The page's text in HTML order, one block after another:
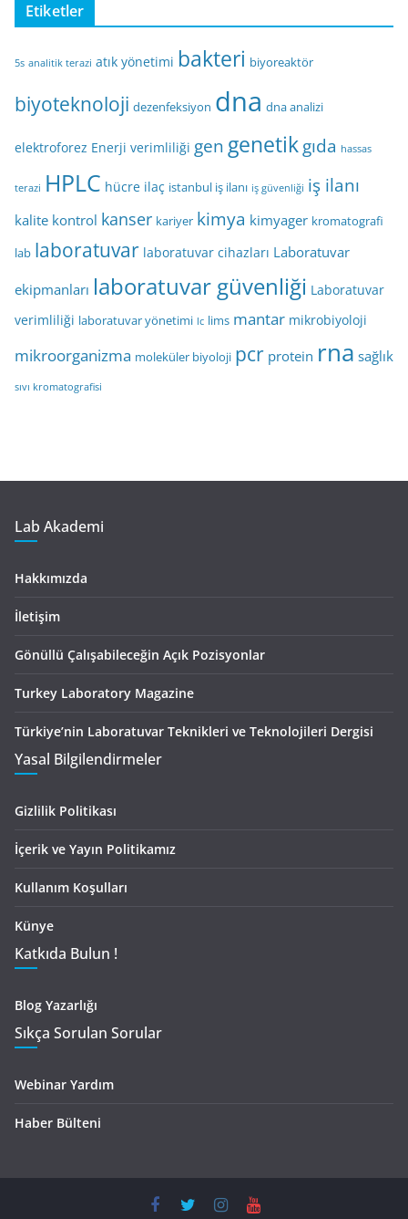
Etiketler
5s analitik terazi atık yönetimi bakteri biyoreaktör
biyoteknoloji dezenfeksiyon dna dna analizi
elektroforez Enerji verimliliği gen genetikgıda hassas
terazi HPLC hücre ilaç istanbul iş ilanı iş güvenliği iş ilanı
kalite kontrol kanser kariyer kimya kimyager kromatografi
lab laboratuvar laboratuvar cihazları Laboratuvar
ekipmanları laboratuvar güvenliği Laboratuvar
verimliliği laboratuvar yönetimi lc lims mantar mikrobiyoloji
mikroorganizma moleküler biyoloji pcr protein rna sağlık
sıvı kromatografisi
Lab Akademi
Hakkımızda
İletişim
Gönüllü Çalışabileceğin Açık Pozisyonlar
Turkey Laboratory Magazine
Türkiye’nin Laboratuvar Teknikleri ve Teknolojileri Dergisi
Yasal Bilgilendirmeler
Gizlilik Politikası
İçerik ve Yayın Politikamız
Kullanım Koşulları
Künye
Katkıda Bulun !
Blog Yazarlığı
Sıkça Sorulan Sorular
Webinar Yardım
Haber Bülteni